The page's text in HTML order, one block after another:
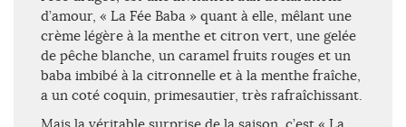
d’amour, « La Fée Baba » quant à elle, mêlant une
crème légère à la menthe et citron vert, une gelée
de pêche blanche, un caramel fruits rouges et un
baba imbibé à la citronnelle et à la menthe fraîche,
a un coté coquin, primesautier, très rafraîchissant.
Mais la véritable surprise de la saison, c’est « La